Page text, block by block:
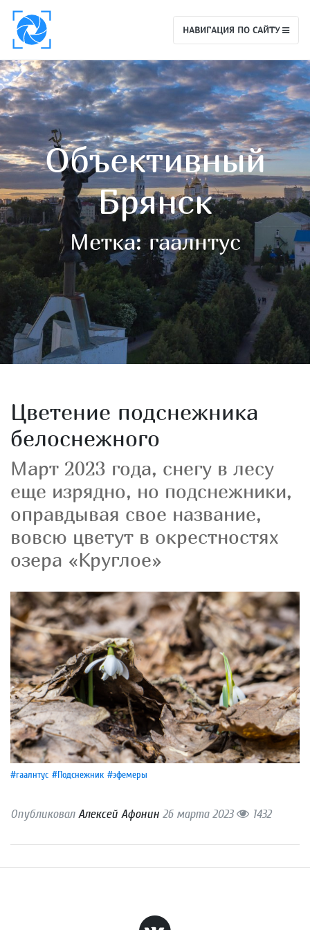
НАВИГАЦИЯ ПО САЙТУ
Объективный
Брянск
Метка:гаалнтус
Цветение подснежника
белоснежного
Март 2023 года, снегу в лесу
еще изрядно, но подснежники,
оправдывая свое название,
вовсю цветут в окрестностях
озера «Круглое»
#гаалнтус #Подснежник #эфемеры
ОпубликовалАлексей Афонин 26 марта 2023 1432